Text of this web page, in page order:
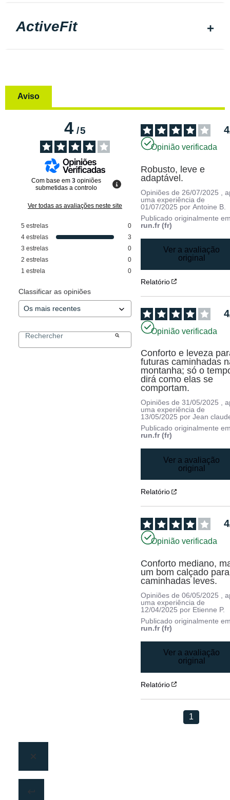
ActiveFit
Aviso
4/5
Com base em 3 opiniões
submetidas a controlo
Ver todas as avaliações neste site
5 estrelas
0
4 estrelas
3
3 estrelas
0
2 estrelas
0
1 estrela 0
Classificar as opiniões
4
Opinião verificada
Robusto, leve e
adaptável.
Opiniões de 26/07/2025
,
uma experiência de
01/07/2025 porAntoine B.
Publicado originalmente
run.fr (fr)
Ver a avaliação
original
Relatório
4
Opinião verificada
Conforto e leveza
futuras caminhadas
montanha; só o
dirá como elas se
comportam.
Opiniões de31/05/2025
,
uma experiência de
13/05/2025 porJean
Publicado originalmente
run.fr (fr)
Ver a avaliação
original
Relatório
4
Opinião verificada
Conforto mediano,
um bom calçado para
caminhadas leves.
Opiniões de06/05/2025
,
uma experiência de
12/04/2025 por Etienne P.
Publicado originalmente
run.fr (fr)
Ver a avaliação
original
Relatório
1